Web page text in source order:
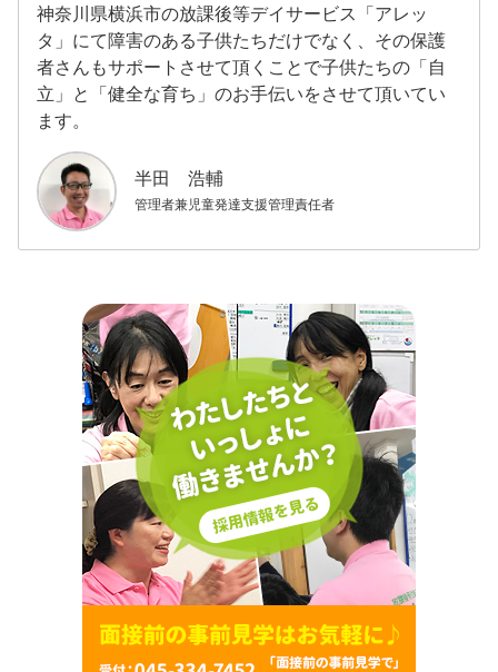
神奈川県横浜市の放課後等デイサービス「アレッ
タ」にて障害のある子供たちだけでなく、その保護
者さんもサポートさせて頂くことで子供たちの「自
立」と「健全な育ち」のお手伝いをさせて頂いてい
ます。
半田 浩輔
管理者兼児童発達支援管理責任者